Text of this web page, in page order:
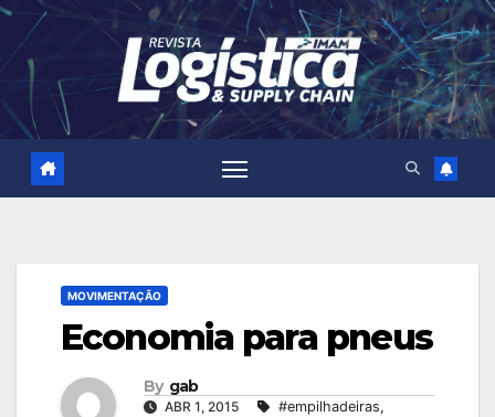
Skip
content
MOVIMENTAÇÃO
Economia para pneus
By gab
ABR 1, 2015 #empilhadeiras,